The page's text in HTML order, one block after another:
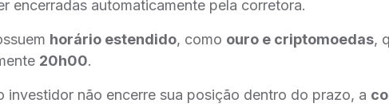
encerradas automaticamente pela corretora.
horário estendido, como ouro e criptomoedas,
20h00.
investidor não encerre sua posição dentro do prazo, a